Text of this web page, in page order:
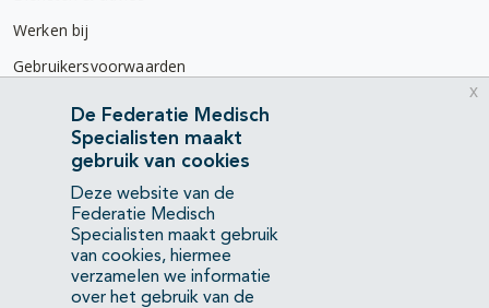
Werken bij
Gebruikersvoorwaarden
Privacyverklaring
Contact
Mercatorlaan 1200
3528 BL Utrecht
(088) 505 34 34
info@richtlijnendatabase.nl
De Federatie Medisch
Specialisten maakt
gebruik van cookies
Deze website van de
Federatie Medisch
Specialisten maakt gebruik
van cookies, hiermee
verzamelen we informatie
over het gebruik van de
x